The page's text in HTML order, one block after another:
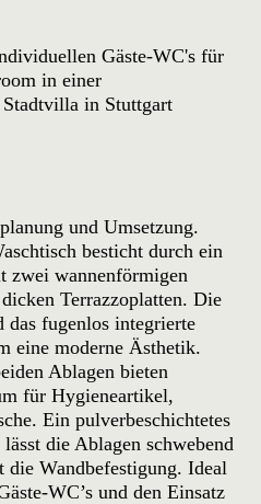
Gäste-WC's für
in einer
in Stuttgart
und Umsetzung.
besticht durch ein
zwei wannenförmigen
Terrazzoplatten. Die
das fugenlos integrierte
eine moderne Ästhetik.
Ablagen bieten
für Hygieneartikel,
Ein pulverbeschichtetes
die Ablagen schwebend
Wandbefestigung. Ideal
WC’s und den Einsatz